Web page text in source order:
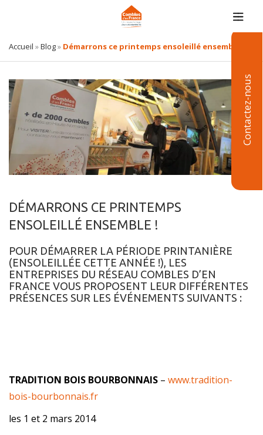
Contactez-nous
Accueil »Blog» Démarrons ce printemps ensoleillé ensemble !
DÉMARRONS CE PRINTEMPS
ENSOLEILLÉ ENSEMBLE !
POUR DÉMARRER LA PÉRIODE PRINTANIÈRE
(ENSOLEILLÉE CETTE ANNÉE !), LES
ENTREPRISES DU RÉSEAU COMBLES D’EN
FRANCE VOUS PROPOSENT LEUR DIFFÉRENTES
PRÉSENCES SUR LES ÉVÉNEMENTS SUIVANTS :
TRADITION BOIS BOURBONNAIS – www.tradition-
bois-bourbonnais.fr
les 1 et 2 mars 2014